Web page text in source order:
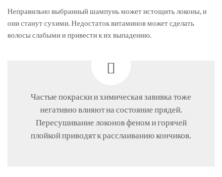
Неправильно выбранный шампунь может истощить локоны, и
они станут сухими. Недостаток витаминов может сделать
волосы слабыми и привести к их выпадению.
Частые покраски и химическая завивка тоже
негативно влияют на состояние прядей.
Пересушивание локонов феном и горячей
плойкой приводят к расслаиванию кончиков.